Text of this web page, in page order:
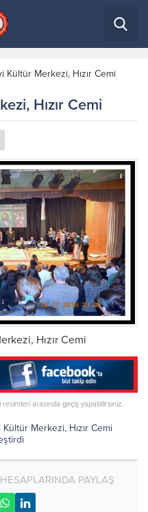
Kültür Merkezi, Hızır Cemi
Hızır Cemi
Hızır Cemi
arasında geçiş yapabilirsiniz.
Kültür Merkezi, Hızır Cemi
PAYLAŞ